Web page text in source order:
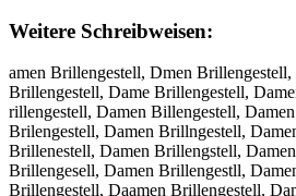
Weitere Schreibweisen:
amen Brillengestell, Dmen
Brillengestell, Dame Brillengestell,
rillengestell, Damen Billengestell,
Brilengestell, Damen Brillngestell,
Brillenestell, Damen Brillengstell,
Brillengesell, Damen Brillengestll,
Brillengestell, Daamen Brillengestell,